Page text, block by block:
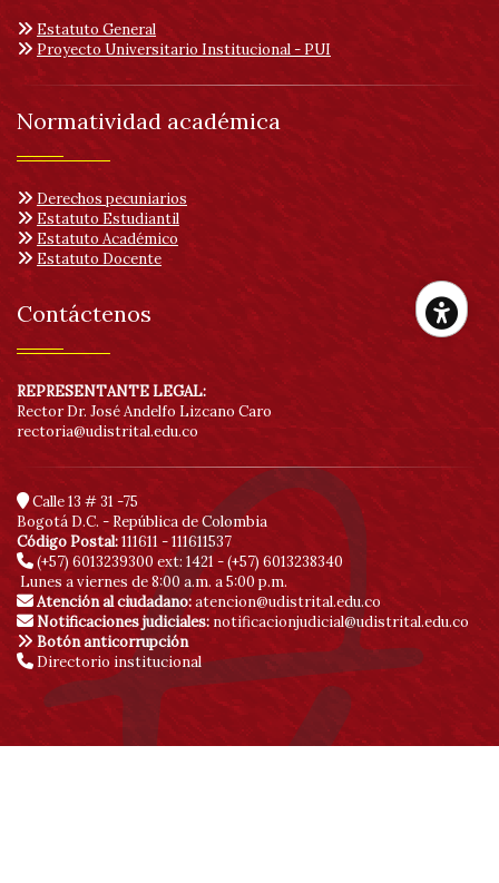
de
Estatuto General
Proyecto Universitario Institucional - PUI
Normatividad académica
Derechos pecuniarios
Estatuto Estudiantil
Estatuto Académico
Estatuto Docente
Contáctenos
REPRESENTANTE LEGAL:
Rector Dr. José Andelfo Lizcano Caro
rectoria@udistrital.edu.co
Calle 13 # 31 -75
Bogotá D.C. - República de Colombia
Código Postal:111611 - 111611537
(+57) 6013239300 ext: 1421 - (+57) 6013238340
Lunes a viernes de 8:00 a.m. a 5:00 p.m.
Atención al ciudadano:atencion@udistrital.edu.co
Notificaciones judiciales: notificacionjudicial@udistrital.edu.co
Botón anticorrupción
Directorio institucional